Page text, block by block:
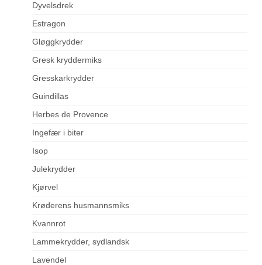
Dyvelsdrek
Estragon
Gløggkrydder
Gresk kryddermiks
Gresskarkrydder
Guindillas
Herbes de Provence
Ingefær i biter
Isop
Julekrydder
Kjørvel
Krøderens husmannsmiks
Kvannrot
Lammekrydder, sydlandsk
Lavendel